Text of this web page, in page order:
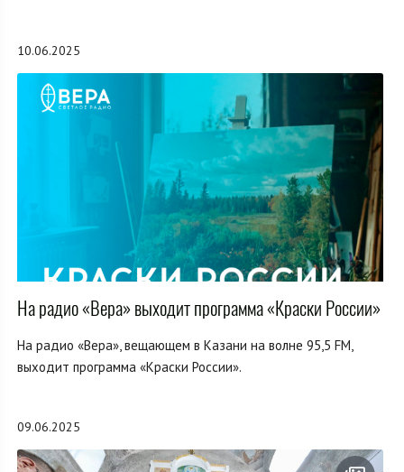
10.06.2025
На радио «Вера» выходит программа «Краски России»
На радио «Вера», вещающем в Казани на волне 95,5 FM,
выходит программа «Краски России».
09.06.2025